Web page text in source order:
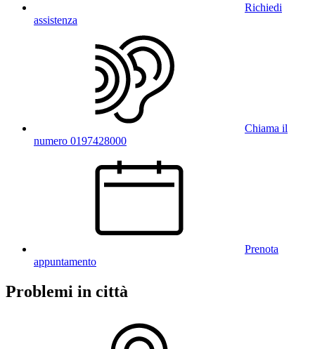
Richiedi
assistenza
Chiama il
numero 0197428000
Prenota
appuntamento
Problemi in città